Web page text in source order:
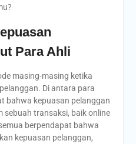
Para Ahli
masing-masing ketika
Di antara para
bahwa kepuasan pelanggan
sebuah transaksi, baik online
berpendapat bahwa
kepuasan pelanggan,